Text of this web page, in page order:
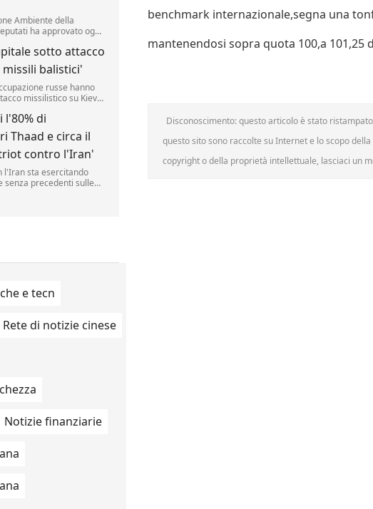
Ambiente della
ha approvato oggi
di un Area marina
all'isola di Capri.
sotto attacco
balistici'
russe hanno
missilistico su Kiev
state udite in città". Lo
militare
(Kmva), citato
Pravda.
l'80% di
Thaad e circa il
contro l'Iran'
l'Iran sta esercitando
senza precedenti sulle
e tecn
Rete di notizie cinese
Notizie finanziarie
benchmark internazionale,segna una
mantenendosi sopra quota 100,a 101,25
Disconoscimento: questo articolo è stato
questo sito sono raccolte su Internet e lo scopo
copyright o della proprietà intellettuale, lasciaci un